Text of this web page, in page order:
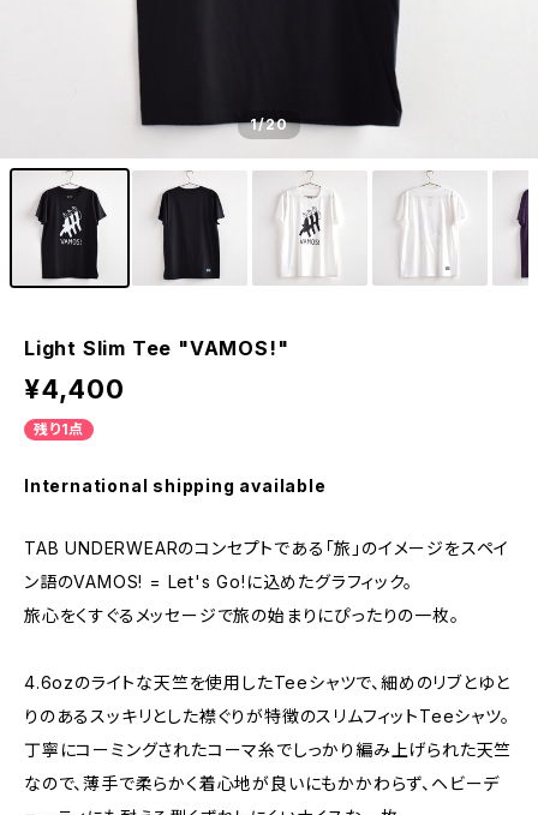
1/20
Light Slim Tee "VAMOS!"
¥4,400
残り1点
International shipping available
TAB UNDERWEARのコンセプトである「旅」のイメージをスペイ
ン語のVAMOS! = Let's Go!に込めたグラフィック。
旅心をくすぐるメッセージで旅の始まりにぴったりの一枚。
4.6ozのライトな天竺を使用したTeeシャツで、細めのリブとゆと
りのあるスッキリとした襟ぐりが特徴のスリムフィットTeeシャツ。
丁寧にコーミングされたコーマ糸でしっかり編み上げられた天竺
なので、薄手で柔らかく着心地が良いにもかかわらず、ヘビーデ